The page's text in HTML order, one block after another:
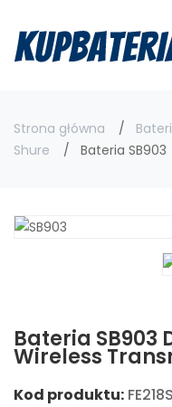
Strona główna
Shure
Bateria SB903
Bateria SB903
Wireless
Kod produktu: